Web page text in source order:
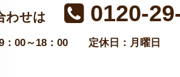
わせは 0120-
：00～18：00 定休日：月曜日